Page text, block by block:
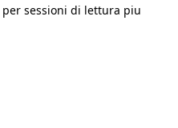
sessioni di lettura piu